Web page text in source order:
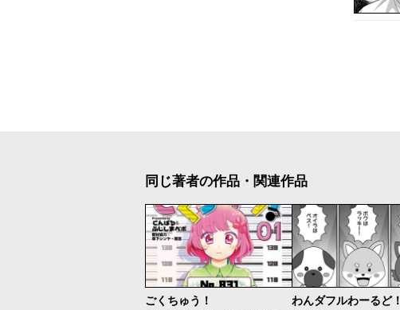
同じ著者の作品・関連作品
ごくちゅう！ わんダフルわーるど！